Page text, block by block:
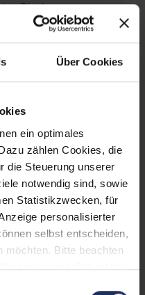
Über Cookies
ein optimales
zählen Cookies, die
die Steuerung unserer
notwendig sind, sowie
Statistikzwecken, für
personalisierter
selbst entscheiden,
möchten. Bitte beachten
womöglich nicht
Display
Combo
, 2x USB 3 Typ
Zoll
x 1080 FHD
(QWERTZ) ohne